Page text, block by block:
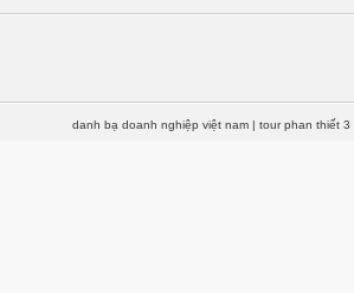
danh bạ doanh nghiệp việt nam | tour phan thiết 3